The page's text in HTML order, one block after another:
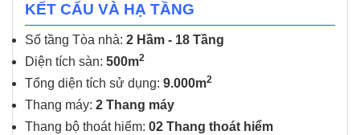
KẾT CẤU VÀ HẠ TẦNG
Số tầng Tòa nhà: 2 Hầm - 18 Tầng
Diện tích sàn: 500m2
Tổng diện tích sử dụng: 9.000m2
Thang máy: 2 Thang máy
Thang bộ thoát hiểm: 02 Thang thoát hiểm